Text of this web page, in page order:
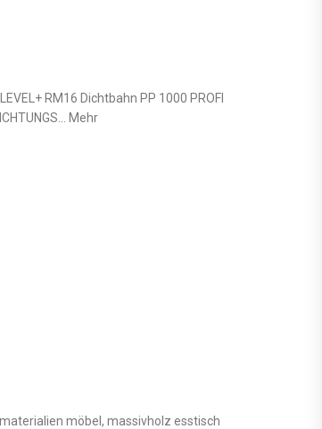
RM16 Dichtbahn PP 1000 PROFI
Mehr
möbel, massivholz esstisch